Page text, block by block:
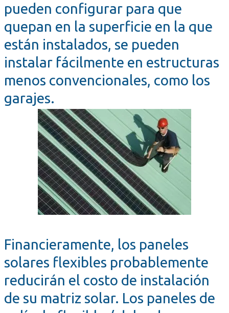
pueden configurar para que
quepan en la superficie en la que
están instalados, se pueden
instalar fácilmente en estructuras
menos convencionales, como los
garajes.
Financieramente, los paneles
solares flexibles probablemente
reducirán el costo de instalación
de su matriz solar. Los paneles de